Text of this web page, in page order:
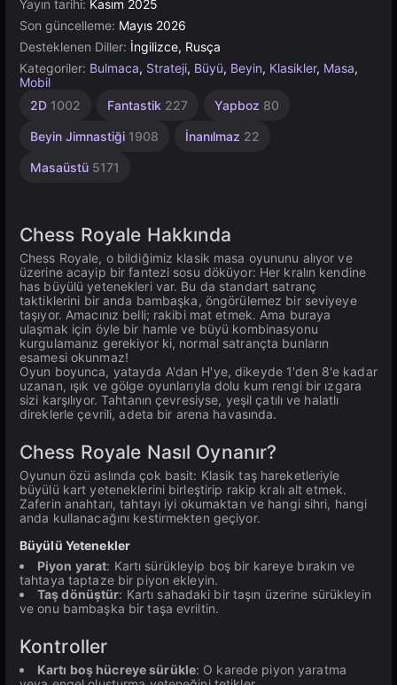
Yayın tarihi: Kasım 2025
Son güncelleme: Mayıs 2026
Desteklenen Diller: İngilizce, Rusça
Kategoriler: Bulmaca, Strateji, Büyü, Beyin, Klasikler, Masa,
Mobil
2D 1002 Fantastik 227 Yapboz 80
Beyin Jimnastiği 1908 İnanılmaz 22
Masaüstü 5171
1
4146
Taktik
Garip
Kraliyet
9
Çocuklar
1480
Chess Royale Hakkında
Chess Royale, o bildiğimiz klasik masa oyununu alıyor ve
üzerine acayip bir fantezi sosu döküyor: Her kralın kendine
has büyülü yetenekleri var. Bu da standart satranç
taktiklerini bir anda bambaşka, öngörülemez bir seviyeye
taşıyor. Amacınız belli; rakibi mat etmek. Ama buraya
ulaşmak için öyle bir hamle ve büyü kombinasyonu
kurgulamanız gerekiyor ki, normal satrançta bunların
esamesi okunmaz!
Oyun boyunca, yatayda A'dan H'ye, dikeyde 1'den 8'e kadar
uzanan, ışık ve gölge oyunlarıyla dolu kum rengi bir ızgara
sizi karşılıyor. Tahtanın çevresiyse, yeşil çatılı ve halatlı
direklerle çevrili, adeta bir arena havasında.
Chess Royale Nasıl Oynanır?
Oyunun özü aslında çok basit: Klasik taş hareketleriyle
büyülü kart yeteneklerini birleştirip rakip kralı alt etmek.
Zaferin anahtarı, tahtayı iyi okumaktan ve hangi sihri, hangi
anda kullanacağını kestirmekten geçiyor.
Büyülü Yetenekler
Piyon yarat: Kartı sürükleyip boş bir kareye bırakın ve
tahtaya taptaze bir piyon ekleyin.
Taş dönüştür: Kartı sahadaki bir taşın üzerine sürükleyin
ve onu bambaşka bir taşa evriltin.
Kontroller
Kartı boş hücreye sürükle: O karede piyon yaratma